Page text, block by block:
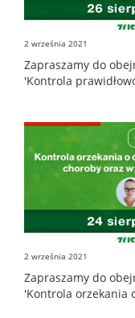
2 września 2021
Zapraszamy do
'Kontrola
2 września 2021
Zapraszamy do
'Kontrola orzekania